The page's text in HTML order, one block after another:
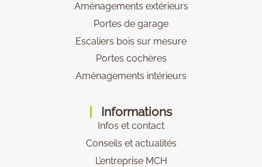
Aménagements extérieurs
Portes de garage
Escaliers bois sur mesure
Portes cochères
Aménagements intérieurs
Informations
Infos et contact
Conseils et actualités
L’entreprise MCH